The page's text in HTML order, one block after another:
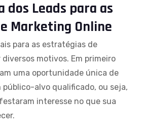
dos Leads para as
Marketing Online
para as estratégias de
motivos. Em primeiro
uma oportunidade única de
alvo qualificado, ou seja,
interesse no que sua